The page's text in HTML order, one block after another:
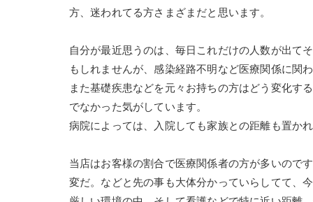
方、迷われてる方さまざまだと思います。
自分が最近思うのは、毎日これだけの人数が出て
もしれませんが、感染経路不明など医療関係に関
また基礎疾患などを元々お持ちの方はどう変化す
でなかった気がしています。
病院によっては、入院しても家族との距離も置か
当店はお客様の割合で医療関係者の方が多いので
変だ。などと先の事も大体分かっていらしてて、